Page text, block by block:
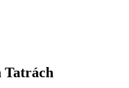
Tatrách